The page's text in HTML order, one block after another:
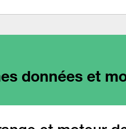
données et